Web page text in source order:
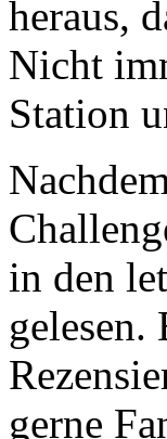
heraus,
Nicht
Station
in den
gerne